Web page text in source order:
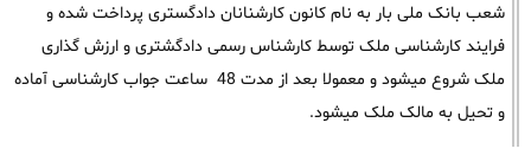
شعب بانک ملی بار به نام کانون کارشنانان دادگستری پرداخت شده و
فرایند کارشناسی ملک توسط کارشناس رسمی دادگشتری و ارزش گذاری
ملک شروع میشود و معمولا بعد از مدت 48 ساعت جواب کارشناسی آماده
و تحیل به مالک ملک میشود.